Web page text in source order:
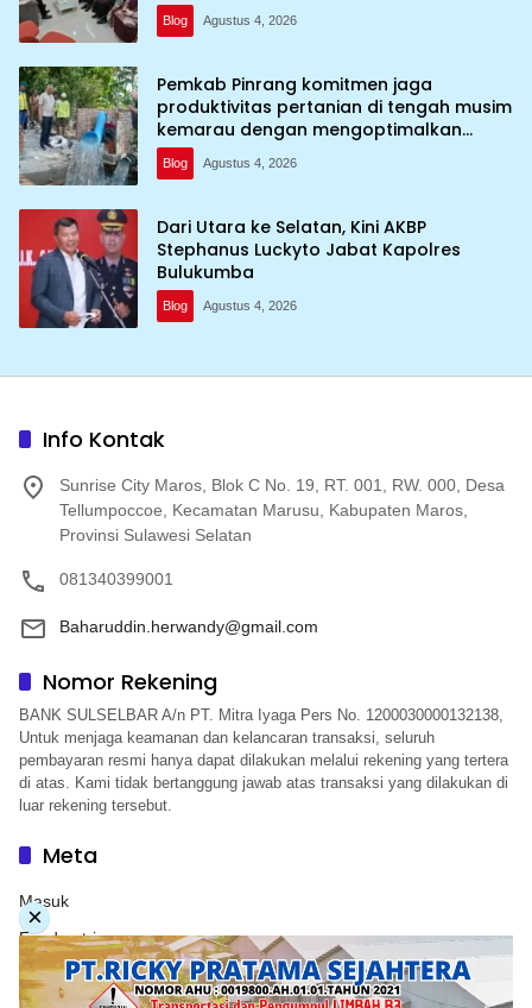
Blog Agustus 4, 2026
Pemkab Pinrang komitmen jaga
produktivitas pertanian di tengah musim
kemarau dengan mengoptimalkan
program Irigasi perpompaan (Irpom)
Blog Agustus 4, 2026
Dari Utara ke Selatan, Kini AKBP
Stephanus Luckyto Jabat Kapolres
Bulukumba
Blog Agustus 4, 2026
Info Kontak
Sunrise City Maros, Blok C No. 19, RT. 001, RW. 000, Desa
Tellumpoccoe, Kecamatan Marusu, Kabupaten Maros,
Provinsi Sulawesi Selatan
081340399001
Baharuddin.herwandy@gmail.com
Nomor Rekening
BANK SULSELBAR A/n PT. Mitra Iyaga Pers No. 1200030000132138,
Untuk menjaga keamanan dan kelancaran transaksi, seluruh
pembayaran resmi hanya dapat dilakukan melalui rekening yang tertera
di atas. Kami tidak bertanggung jawab atas transaksi yang dilakukan di
luar rekening tersebut.
Meta
Masuk
Feed entri
Feed komentar
×